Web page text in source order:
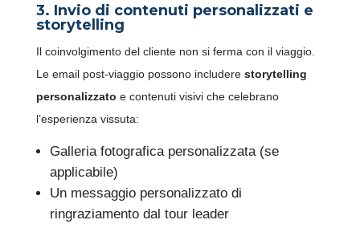
3. Invio di contenuti personalizzati e
storytelling
Il coinvolgimento del cliente non si ferma con il viaggio.
Le email post-viaggio possono includere storytelling
personalizzato e contenuti visivi che celebrano
l’esperienza vissuta:
Galleria fotografica personalizzata (se
applicabile)
Un messaggio personalizzato di
ringraziamento dal tour leader